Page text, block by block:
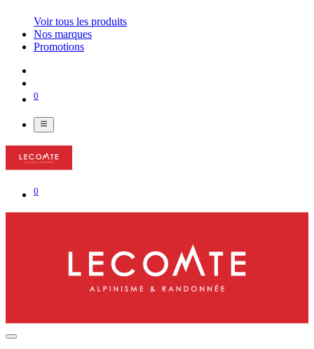
Voir tous les produits
Nos marques
Promotions
0
0